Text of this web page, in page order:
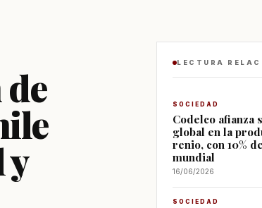
y
LECTURA
SOCIEDAD
Codelco afianza
global en la
renio, con 10%
mundial
16/06/2026
SOCIEDAD